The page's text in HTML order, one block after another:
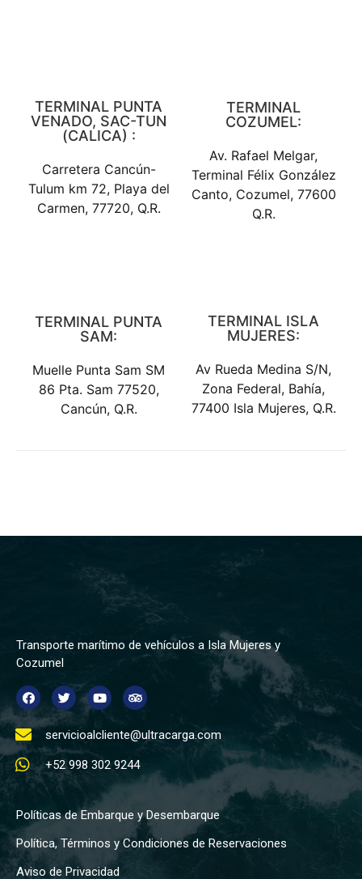
TERMINAL PUNTA
VENADO, SAC-TUN
(CALICA) :
Carretera Cancún-
Tulum km 72, Playa del
Carmen, 77720, Q.R.
TERMINAL
COZUMEL:
Av. Rafael Melgar,
Terminal Félix González
Canto, Cozumel, 77600
Q.R.
TERMINAL PUNTA
SAM:
Muelle Punta Sam SM
86 Pta. Sam 77520,
Cancún, Q.R.
TERMINAL ISLA
MUJERES:
Av Rueda Medina S/N,
Zona Federal, Bahía,
77400 Isla Mujeres, Q.R.
Transporte marítimo de vehículos a Isla Mujeres y
Cozumel
servicioalcliente@ultracarga.com
+52 998 302 9244
Políticas de Embarque y Desembarque
Política, Términos y Condiciones de Reservaciones
Aviso de Privacidad